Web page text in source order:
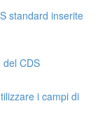
standard inserite
CDS
i campi di